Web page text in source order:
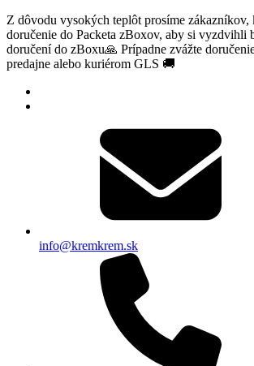
Z dôvodu vysokých teplôt prosíme zákazníkov,
doručenie do Packeta zBoxov, aby si vyzdvihli
doručení do zBoxu🙏 Prípadne zvážte
predajne alebo kuriérom GLS 🚚
info@kremkrem.sk